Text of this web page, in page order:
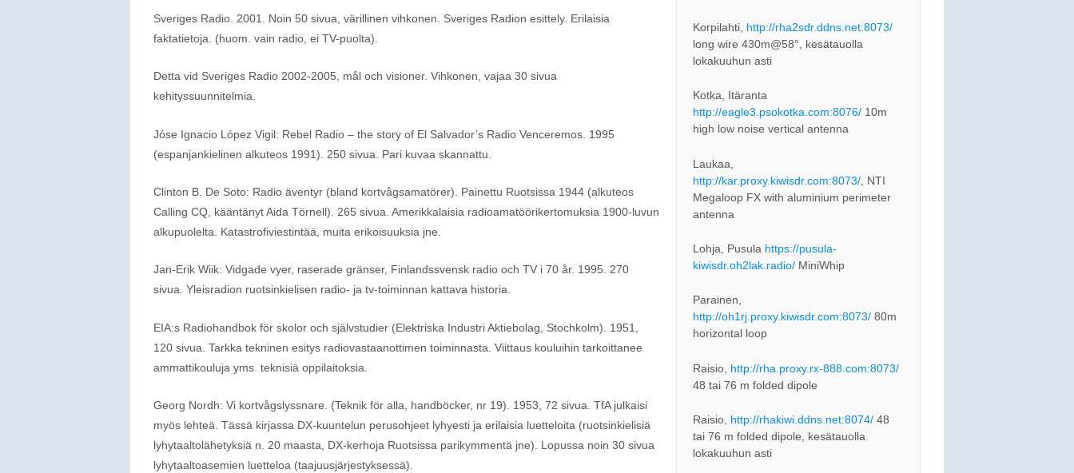
Sveriges Radio. 2001. Noin 50 sivua, värillinen vihkonen. Sveriges Radion esittely. Erilaisia
faktatietoja. (huom. vain radio, ei TV-puolta).
Detta vid Sveriges Radio 2002-2005, mål och visioner. Vihkonen, vajaa 30 sivua
kehityssuunnitelmia.
Jóse Ignacio López Vigil: Rebel Radio – the story of El Salvador’s Radio Venceremos. 1995
(espanjankielinen alkuteos 1991). 250 sivua. Pari kuvaa skannattu.
Clinton B. De Soto: Radio äventyr (bland kortvågsamatörer). Painettu Ruotsissa 1944 (alkuteos
Calling CQ, kääntänyt Aida Törnell). 265 sivua. Amerikkalaisia radioamatöörikertomuksia 1900-luvun
alkupuolelta. Katastrofiviestintää, muita erikoisuuksia jne.
Jan-Erik Wiik: Vidgade vyer, raserade gränser, Finlandssvensk radio och TV i 70 år. 1995. 270
sivua. Yleisradion ruotsinkielisen radio- ja tv-toiminnan kattava historia.
EIA:s Radiohandbok för skolor och självstudier (Elektriska Industri Aktiebolag, Stochkolm). 1951,
120 sivua. Tarkka tekninen esitys radiovastaanottimen toiminnasta. Viittaus kouluihin tarkoittanee
ammattikouluja yms. teknisiä oppilaitoksia.
Georg Nordh: Vi kortvågslyssnare. (Teknik för alla, handböcker, nr 19). 1953, 72 sivua. TfA julkaisi
myös lehteä. Tässä kirjassa DX-kuuntelun perusohjeet lyhyesti ja erilaisia luetteloita (ruotsinkielisiä
lyhytaaltolähetyksiä n. 20 maasta, DX-kerhoja Ruotsissa parikymmentä jne). Lopussa noin 30 sivua
lyhytaaltoasemien luetteloa (taajuusjärjestyksessä).
Korpilahti, http://rha2sdr.ddns.net:8073/
long wire 430m@58°, kesätauolla
lokakuuhun asti
Kotka, Itäranta
http://eagle3.psokotka.com:8076/10m
high low noise vertical antenna
Laukaa,
http://kar.proxy.kiwisdr.com:8073/, NTI
Megaloop FX with aluminium perimeter
antenna
Lohja, Pusula https://pusula-
kiwisdr.oh2lak.radio/MiniWhip
Parainen,
http://oh1rj.proxy.kiwisdr.com:8073/80m
horizontal loop
Raisio, http://rha.proxy.rx-888.com:8073/
48 tai 76 m folded dipole
Raisio, http://rhakiwi.ddns.net:8074/48
tai 76 m folded dipole, kesätauolla
lokakuuhun asti